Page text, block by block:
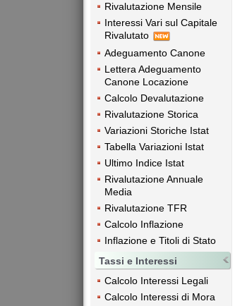
Rivalutazione Mensile
Interessi Vari sul Capitale
Rivalutato
Adeguamento Canone
Lettera Adeguamento
Canone Locazione
Calcolo Devalutazione
Rivalutazione Storica
Variazioni Storiche Istat
Tabella Variazioni Istat
Ultimo Indice Istat
Rivalutazione Annuale
Media
Rivalutazione TFR
Calcolo Inflazione
Inflazione e Titoli di Stato
Tassi e Interessi
Calcolo Interessi Legali
Calcolo Interessi di Mora